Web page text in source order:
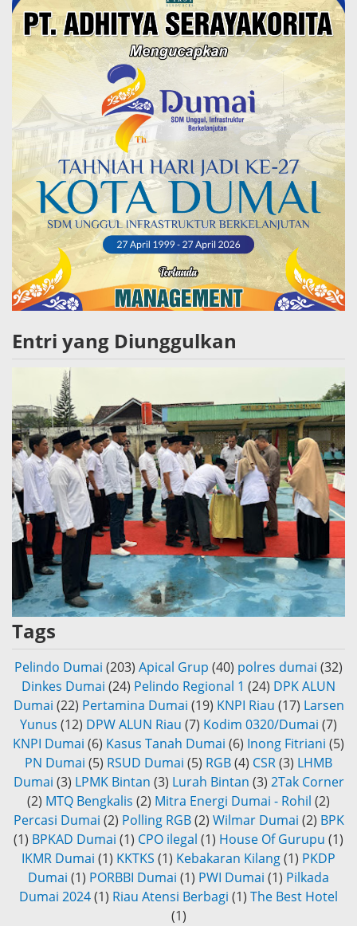
Entri yang Diunggulkan
Tags
Pelindo Dumai (203) Apical Grup (40) polres dumai (32)
Dinkes Dumai (24) Pelindo Regional 1 (24) DPK ALUN
Dumai (22) Pertamina Dumai (19) KNPI Riau (17) Larsen
Yunus (12) DPW ALUN Riau (7) Kodim 0320/Dumai (7)
KNPI Dumai (6) Kasus Tanah Dumai (6) Inong Fitriani (5)
PN Dumai (5) RSUD Dumai (5) RGB(4) CSR(3) LHMB
Dumai (3) LPMK Bintan (3) Lurah Bintan (3) 2Tak Corner
(2) MTQ Bengkalis (2) Mitra Energi Dumai - Rohil (2)
Percasi Dumai (2) Polling RGB (2) Wilmar Dumai (2) BPK
(1) BPKAD Dumai (1) CPO ilegal (1) House Of Gurupu (1)
IKMR Dumai (1) KKTKS (1) Kebakaran Kilang(1) PKDP
Dumai (1) PORBBI Dumai (1) PWI Dumai (1) Pilkada
Dumai 2024(1) Riau Atensi Berbagi (1) The Best Hotel
(1)